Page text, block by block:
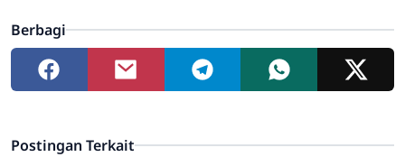
Berbagi
Postingan Terkait